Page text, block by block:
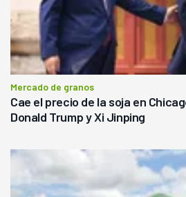
Mercado de granos
Cae el precio de la soja en
Donald Trump y Xi Jinping